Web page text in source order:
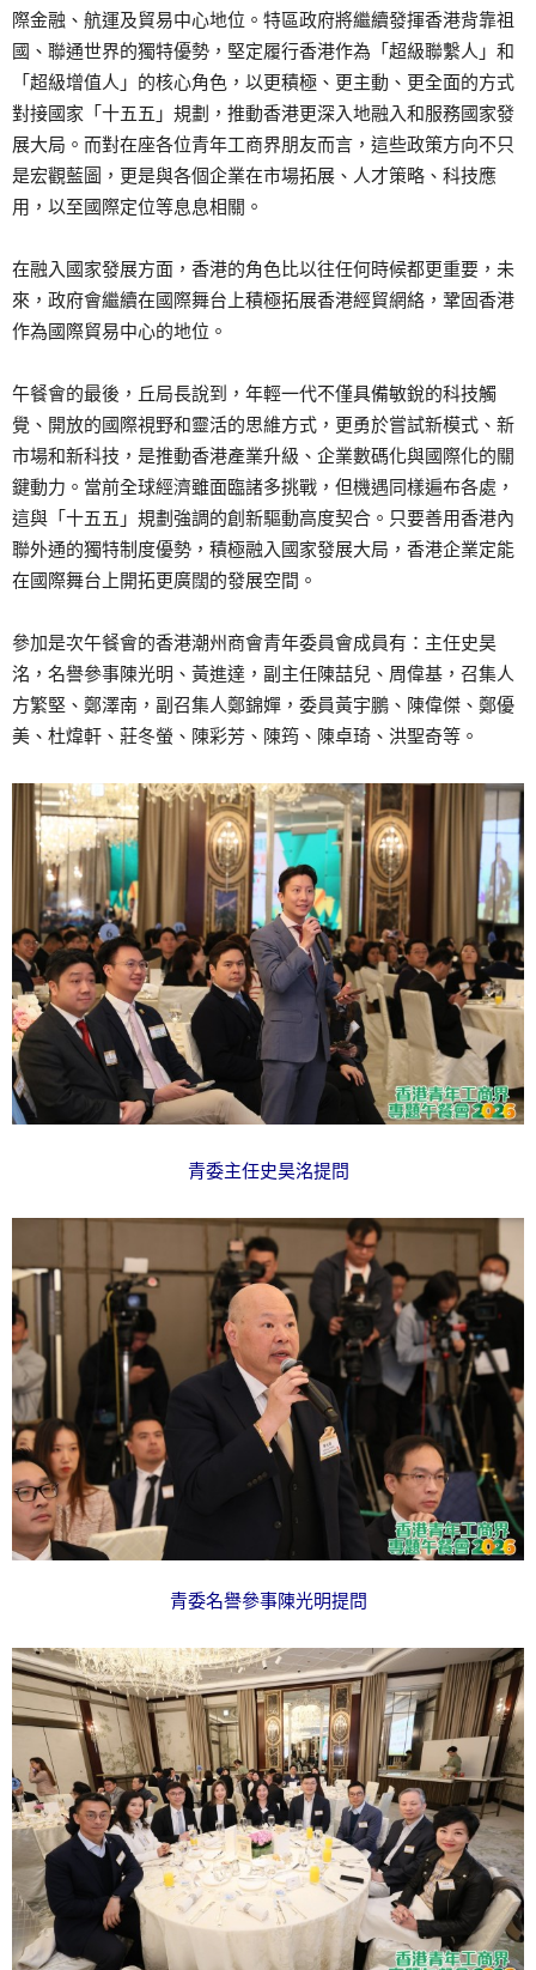
際金融、航運及貿易中心地位。特區政府將繼續發揮香港背靠祖
國、聯通世界的獨特優勢，堅定履行香港作為「超級聯繫人」和
「超級增值人」的核心角色，以更積極、更主動、更全面的方式
對接國家「十五五」規劃，推動香港更深入地融入和服務國家發
展大局。而對在座各位青年工商界朋友而言，這些政策方向不只
是宏觀藍圖，更是與各個企業在市場拓展、人才策略、科技應
用，以至國際定位等息息相關。
在融入國家發展方面，香港的角色比以往任何時候都更重要，未
來，政府會繼續在國際舞台上積極拓展香港經貿網絡，鞏固香港
作為國際貿易中心的地位。
午餐會的最後，丘局長說到，年輕一代不僅具備敏銳的科技觸
覺、開放的國際視野和靈活的思維方式，更勇於嘗試新模式、新
市場和新科技，是推動香港產業升級、企業數碼化與國際化的關
鍵動力。當前全球經濟雖面臨諸多挑戰，但機遇同樣遍布各處，
這與「十五五」規劃強調的創新驅動高度契合。只要善用香港內
聯外通的獨特制度優勢，積極融入國家發展大局，香港企業定能
在國際舞台上開拓更廣闊的發展空間。
參加是次午餐會的香港潮州商會青年委員會成員有：主任史昊
洺，名譽參事陳光明、黃進達，副主任陳喆兒、周偉基，召集人
方繁堅、鄭澤南，副召集人鄭錦嬋，委員黃宇鵬、陳偉傑、鄭優
美、杜煒軒、莊冬螢、陳彩芳、陳筠、陳卓琦、洪聖奇等。
青委主任史昊洺提問
青委名譽參事陳光明提問